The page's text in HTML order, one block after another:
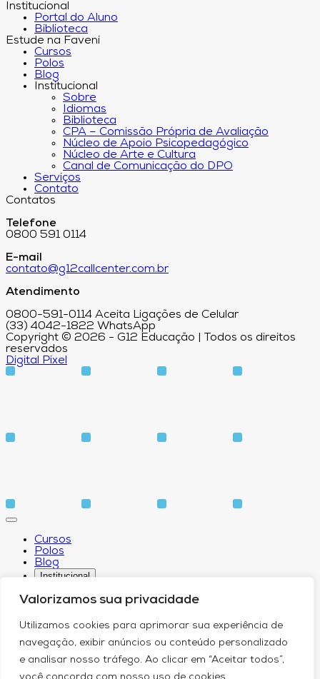
Valorizamos sua privacidade
Utilizamos cookies para aprimorar sua experiência de
navegação, exibir anúncios ou conteúdo personalizado
e analisar nosso tráfego. Ao clicar em “Aceitar todos”,
Institucional
Portal do Aluno
Biblioteca
Estude na Faveni
Cursos
Polos
Blog
Institucional
Sobre
Idiomas
Biblioteca
CPA – Comissão Própria de Avaliação
Núcleo de Apoio Psicopedagógico
Núcleo de Arte e Cultura
Canal de Comunicação do DPO
Serviços
Contato
Contatos
Telefone
0800 591 0114
E-mail
contato@g12callcenter.com.br
Atendimento
0800-591-0114 Aceita Ligações de Celular
(33) 4042-1822 WhatsApp
Copyright © 2026 - G12 Educação | Todos os direitos
reservados
Digital Pixel
Cursos
Polos
Blog
Institucional
Sobre
Biblioteca
CPA – Comissão Própria de Avaliação